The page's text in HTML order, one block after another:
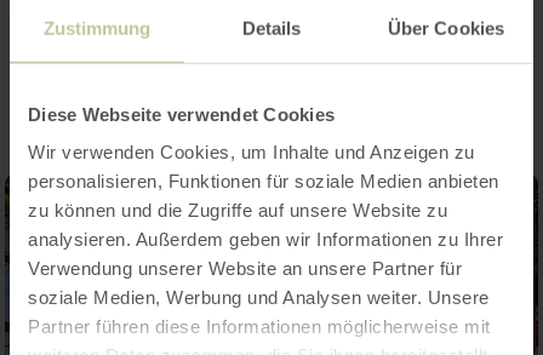
Zustimmung Details Über Cookies
Diese Webseite verwendet Cookies
Wir verwenden Cookies, um Inhalte und Anzeigen zu
personalisieren, Funktionen für soziale Medien anbieten
zu können und die Zugriffe auf unsere Website zu
analysieren. Außerdem geben wir Informationen zu Ihrer
Verwendung unserer Website an unsere Partner für
soziale Medien, Werbung und Analysen weiter. Unsere
Partner führen diese Informationen möglicherweise mit
Impressionen